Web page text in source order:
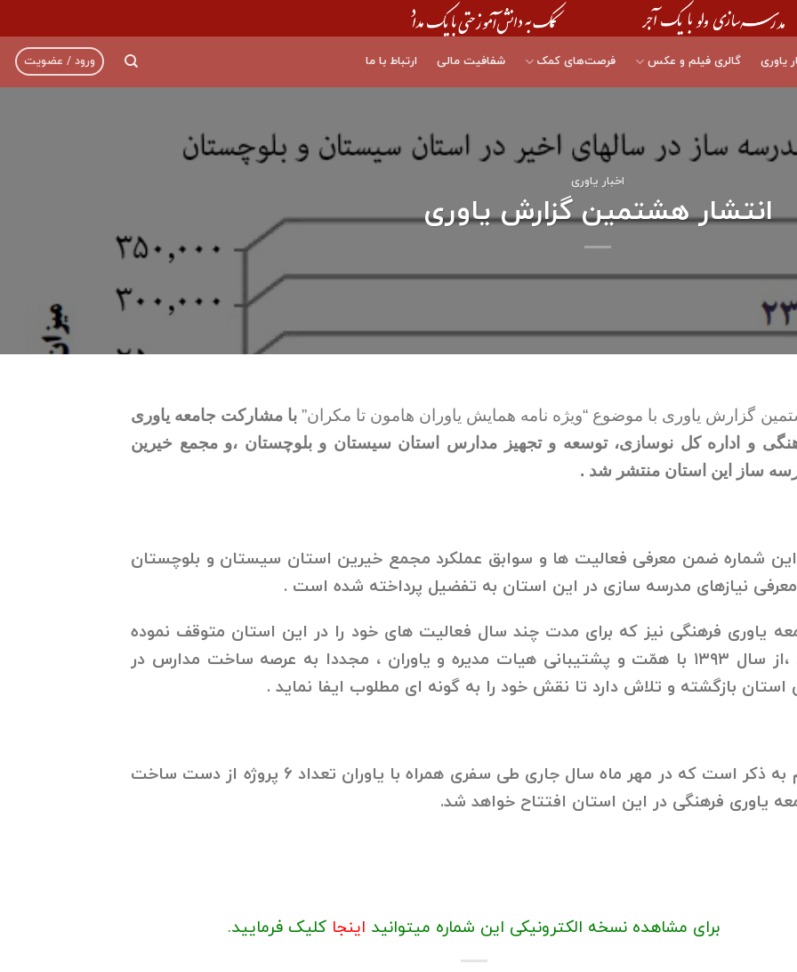
یاوری گالری فیلم و عکس فرصت‌های کمک شفافیت مالی ارتباط با ما ورود / عضویت
اخبار یاوری
انتشار هشتمین گزارش یاوری
گزارش یاوری با موضوع “ویژه نامه همایش یاوران هامون تا مکران” با مشارکت جامعه یاوری
و اداره کل نوسازی، توسعه و تجهیز مدارس استان سیستان و بلوچستان ،و مجمع خیرین
ساز این استان منتشر شد .
شماره ضمن معرفی فعالیت ها و سوابق عملکرد مجمع خیرین استان سیستان و بلوچستان
نیازهای مدرسه سازی در این استان به تفضیل پرداخته شده است .
یاوری فرهنگی نیز که برای مدت چند سال فعالیت های خود را در این استان متوقف نموده
بود ،از سال ۱۳۹۳ با همّت و پشتیبانی هیات مدیره و یاوران ، مجددا به عرصه ساخت مدارس در
استان بازگشته و تلاش دارد تا نقش خود را به گونه ای مطلوب ایفا نماید .
لازم به ذکر است که در مهر ماه سال جاری طی سفری همراه با یاوران تعداد ۶ پروژه از دست ساخت
یاوری فرهنگی در این استان افتتاح خواهد شد.
برای مشاهده نسخه الکترونیکی این شماره میتوانید اینجا کلیک فرمایید.